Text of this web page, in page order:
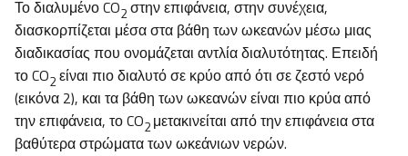
Το διαλυμένο CO2 στην επιφάνεια, στην συνέχεια,
διασκορπίζεται μέσα στα βάθη των ωκεανών μέσω μιας
διαδικασίας που ονομάζεται αντλία διαλυτότητας. Επειδή
το CO2 είναι πιο διαλυτό σε κρύο από ότι σε ζεστό νερό
(εικόνα 2), και τα βάθη των ωκεανών είναι πιο κρύα από
την επιφάνεια, το CO2μετακινείται από την επιφάνεια στα
βαθύτερα στρώματα των ωκεάνιων νερών.